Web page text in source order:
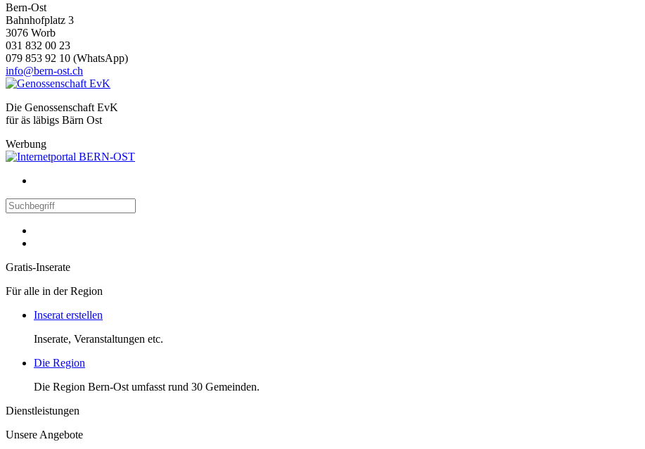
Bern-Ost
Bahnhofplatz 3
3076 Worb
031 832 00 23
079 853 92 10 (WhatsApp)
info@bern-ost.ch
Die Genossenschaft EvK
für äs läbigs Bärn Ost
Werbung
Gratis-Inserate
Für alle in der Region
Inserat erstellen
Inserate, Veranstaltungen etc.
Die Region
Die Region Bern-Ost umfasst rund 30 Gemeinden.
Dienstleistungen
Unsere Angebote